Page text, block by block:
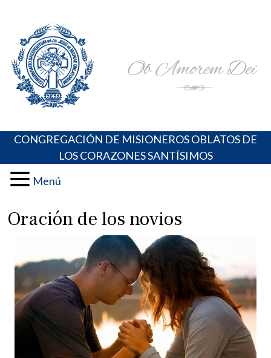
content
Portal de los Padres Oblatos. Advocaciones Marianas,
Oraciones, Música religiosa y más
CONGREGACIÓN DE MISIONEROS OBLATOS DE
LOS CORAZONES SANTÍSIMOS
Menú
Oración de los novios